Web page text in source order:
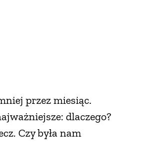
przez miesiąc.
dlaczego?
Czy była nam